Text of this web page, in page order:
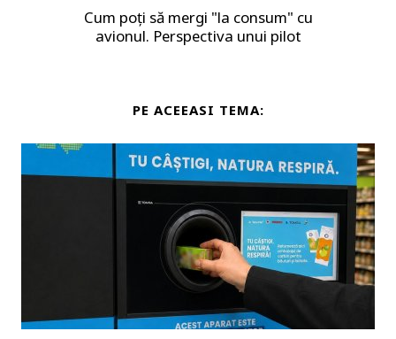
Cum poți să mergi "la consum" cu
avionul. Perspectiva unui pilot
PE ACEEASI TEMA: